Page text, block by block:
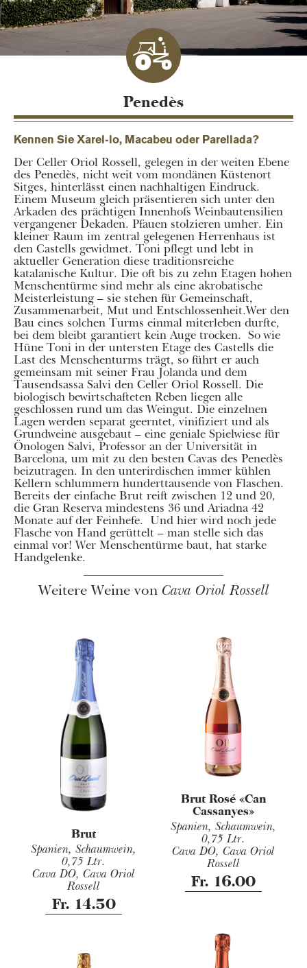
Penedès
Kennen Sie Xarel-lo, Macabeu oder Parellada?
Der Celler Oriol Rossell, gelegen in der weiten Ebene
des Penedès, nicht weit vom mondänen Küstenort
Sitges, hinterlässt einen nachhaltigen Eindruck.
Einem Museum gleich präsentieren sich unter den
Arkaden des prächtigen Innenhofs Weinbautensilien
vergangener Dekaden. Pfauen stolzieren umher. Ein
kleiner Raum im zentral gelegenen Herrenhaus ist
den Castells gewidmet. Toni pflegt und lebt in
aktueller Generation diese traditionsreiche
katalanische Kultur. Die oft bis zu zehn Etagen hohen
Menschentürme sind mehr als eine akrobatische
Meisterleistung – sie stehen für Gemeinschaft,
Zusammenarbeit, Mut und Entschlossenheit.Wer den
Bau eines solchen Turms einmal miterleben durfte,
bei dem bleibt garantiert kein Auge trocken. So wie
Hüne Toni in der untersten Etage des Castells die
Last des Menschenturms trägt, so führt er auch
gemeinsam mit seiner Frau Jolanda und dem
Tausendsassa Salvi den Celler Oriol Rossell. Die
biologisch bewirtschafteten Reben liegen alle
geschlossen rund um das Weingut. Die einzelnen
Lagen werden separat geerntet, vinifiziert und als
Grundweine ausgebaut – eine geniale Spielwiese für
Önologen Salvi, Professor an der Universität in
Barcelona, um mit zu den besten Cavas des Penedès
beizutragen. In den unterirdischen immer kühlen
Kellern schlummern hunderttausende von Flaschen.
Bereits der einfache Brut reift zwischen 12 und 20,
die Gran Reserva mindestens 36 und Ariadna 42
Monate auf der Feinhefe. Und hier wird noch jede
Flasche von Hand gerüttelt – man stelle sich das
einmal vor! Wer Menschentürme baut, hat starke
Handgelenke.
Weitere Weine von Cava Oriol Rossell
Brut
Spanien, Schaumwein,
0,75 Ltr.
Cava DO, Cava Oriol
Rossell
Fr. 14.50
Brut Rosé «Can
Cassanyes»
Spanien, Schaumwein,
0,75 Ltr.
Cava DO, Cava Oriol
Rossell
Fr. 16.00